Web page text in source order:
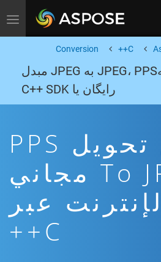
Toggle navigation
C++
Conversion
تبدیل پاورپوینت بهJPEG، PPS به JPEG مبدل
رایگان یا C++ SDK
تطبيق تحويل PPS
To JPEG مجاني
عبر
C++